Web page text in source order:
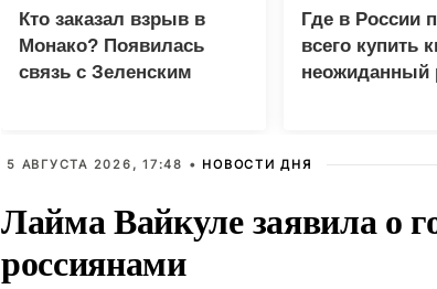
Кто заказал взрыв в
Монако? Появилась
связь с Зеленским
Где в России
всего купить
неожиданный
5 АВГУСТА 2026, 17:48 • НОВОСТИ ДНЯ
Лайма Вайкуле заявила о
россиянами